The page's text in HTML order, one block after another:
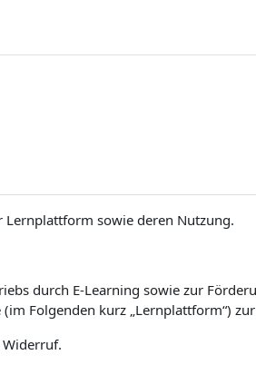
sowie deren Nutzung.
durch E-Learning sowie zur
Folgenden kurz „Lernplattform“)